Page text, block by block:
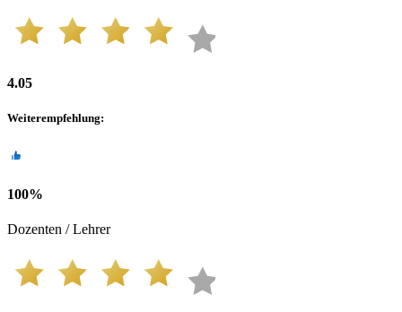
4.05
Weiterempfehlung:
100%
Dozenten / Lehrer